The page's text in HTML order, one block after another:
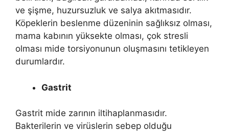
ve şişme, huzursuzluk ve salya akıtmasıdır.
Köpeklerin beslenme düzeninin sağlıksız olması,
mama kabının yüksekte olması, çok stresli
olması mide torsiyonunun oluşmasını tetikleyen
durumlardır.
Gastrit
Gastrit mide zarının iltihaplanmasıdır.
Bakterilerin ve virüslerin sebep olduğu